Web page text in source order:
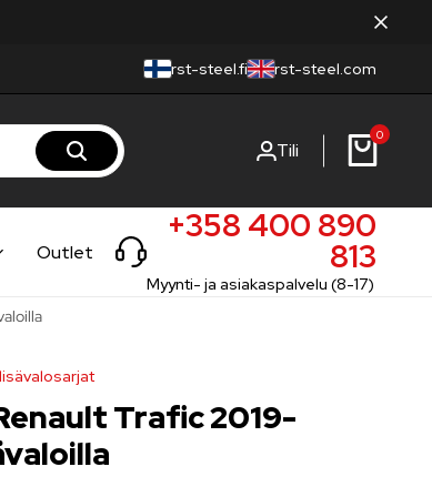
rst-steel.fi rst-steel.com
Tili
0
Outlet
+358 400 890
813
Myynti- ja asiakaspalvelu (8-17)
Trafic 2019-